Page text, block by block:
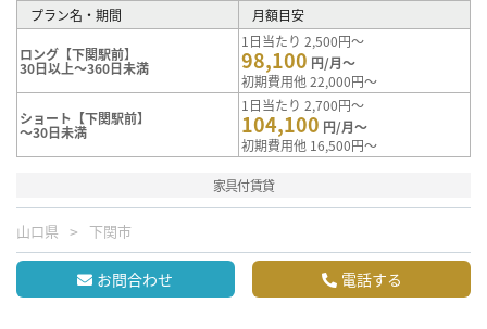
プラン名・期間 月額目安
ロング【下関駅前】
30日以上～360日未満
1日当たり 2,500円～
98,100 円/月～
初期費用他 22,000円～
ショート【下関駅前】
～30日未満
1日当たり 2,700円～
104,100 円/月～
初期費用他 16,500円～
家具付賃貸
山口県 下関市
お問合わせ 電話する